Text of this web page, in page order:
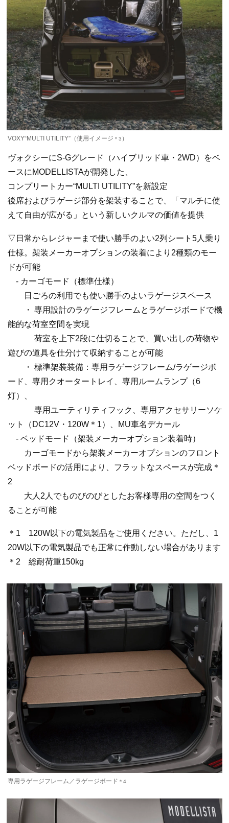
VOXY“MULTI UTILITY”（使用イメージ ＊3 ）
ヴォクシーにS-Gグレード（ハイブリッド車・2WD）をベ
ースにMODELLISTAが開発した、
コンプリートカー“MULTI UTILITY”を新設定
後席およびラゲージ部分を架装することで、「マルチに使
えて自由が広がる」という新しいクルマの価値を提供
▽日常からレジャーまで使い勝手のよい2列シート5人乗り
仕様。架装メーカーオプションの装着により2種類のモー
ドが可能
- カーゴモード（標準仕様）
日ごろの利用でも使い勝手のよいラゲージスペース
・ 専用設計のラゲージフレームとラゲージボードで機
能的な荷室空間を実現
荷室を上下2段に仕切ることで、買い出しの荷物や
遊びの道具を仕分けて収納することが可能
・ 標準架装装備：専用ラゲージフレーム/ラゲージボ
ード、専用クオータートレイ、専用ルームランプ（6
灯）、
専用ユーティリティフック、専用アクセサリーソケ
ット（DC12V・120W＊1）、MU車名デカール
- ベッドモード（架装メーカーオプション装着時）
カーゴモードから架装メーカーオプションのフロント
ベッドボードの活用により、フラットなスペースが完成＊
2
大人2人でものびのびとしたお客様専用の空間をつく
ることが可能
＊1 120W以下の電気製品をご使用ください。ただし、1
20W以下の電気製品でも正常に作動しない場合があります
＊2 総耐荷重150kg
専用ラゲージフレーム／ラゲージボード ＊4